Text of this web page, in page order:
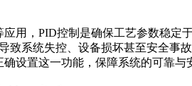
用，PID控制是确保工艺参数稳
系统失控、设备损坏甚至安全事
设置这一功能，保障系统的可靠与